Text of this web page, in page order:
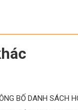
BỐ DANH SÁCH